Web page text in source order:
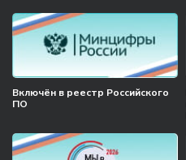
Включён в реестр Российского
ПО